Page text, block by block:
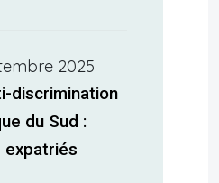
2025
discrimination
du Sud :
expatriés